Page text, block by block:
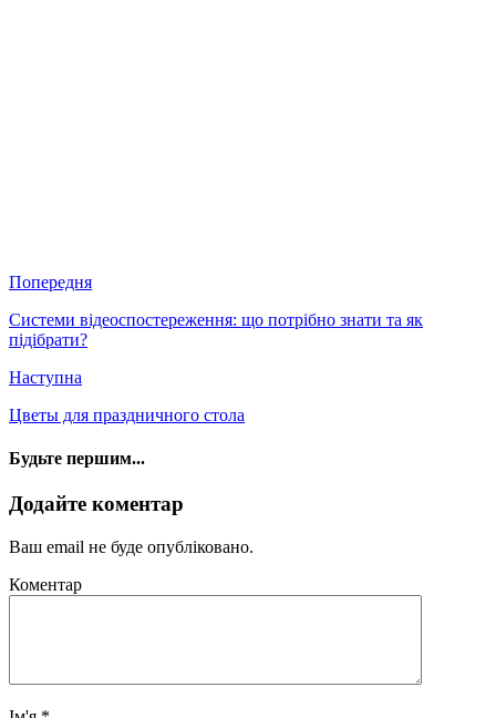
Попередня
Системи відеоспостереження: що потрібно знати та як
підібрати?
Наступна
Цветы для праздничного стола
Будьте першим...
Додайте коментар
Ваш email не буде опубліковано.
Коментар